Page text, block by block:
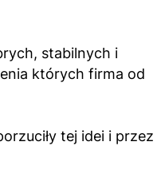
stabilnych i
których firma od
tej idei i przez